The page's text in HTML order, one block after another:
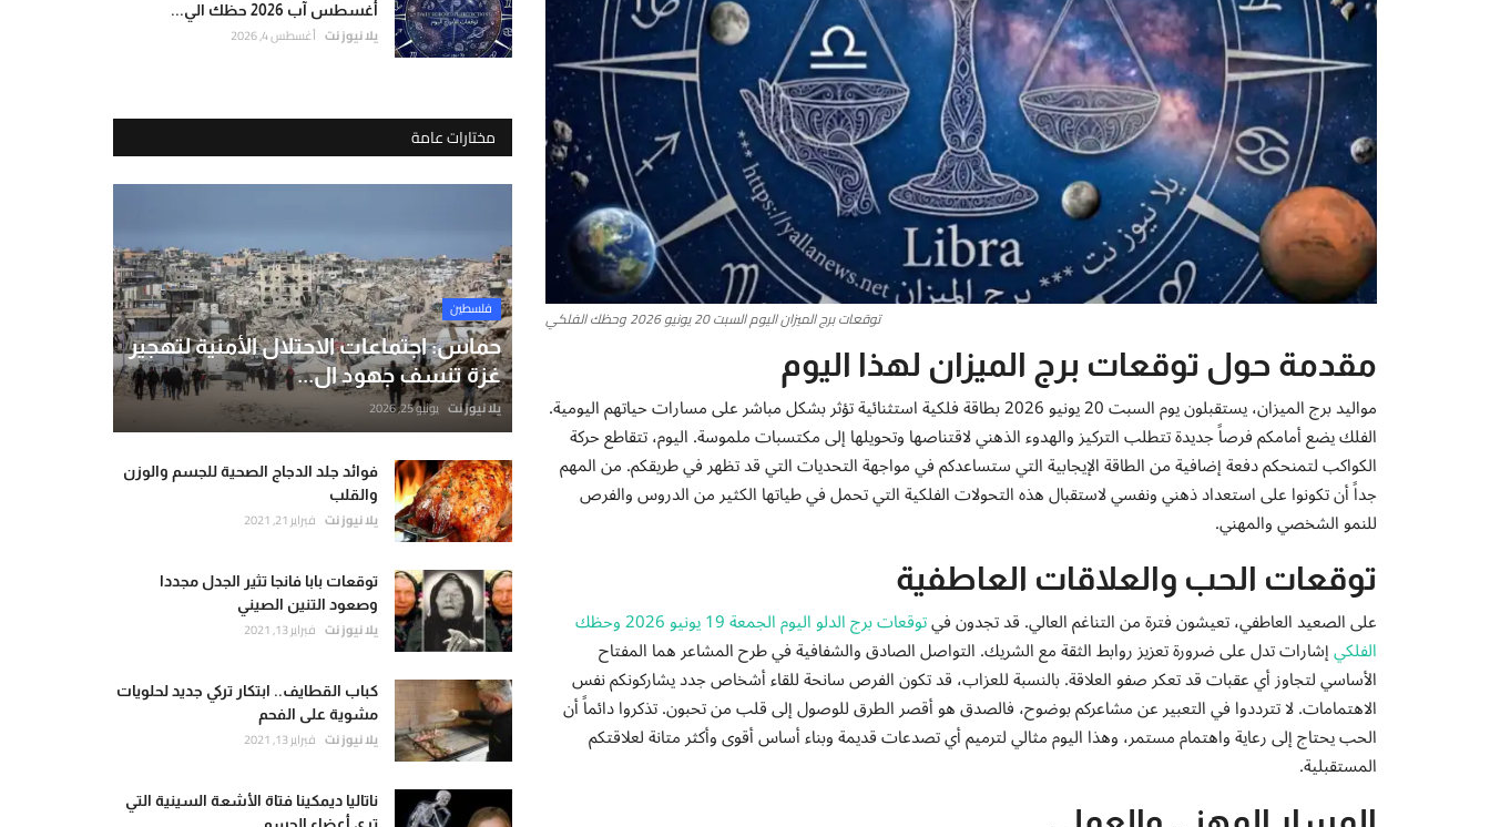
توقعات برج الميزان اليوم السبت 20 يونيو 2026 وحظك الفلكي
مقدمة حول توقعات برج الميزان لهذا اليوم
مواليد برج الميزان، يستقبلون يوم السبت 20 يونيو 2026 بطاقة فلكية استثنائية تؤثر بشكل مباشر على مسارات حياتهم اليومية.
الفلك يضع أمامكم فرصاً جديدة تتطلب التركيز والهدوء الذهني لاقتناصها وتحويلها إلى مكتسبات ملموسة. اليوم، تتقاطع حركة
الكواكب لتمنحكم دفعة إضافية من الطاقة الإيجابية التي ستساعدكم في مواجهة التحديات التي قد تظهر في طريقكم. من المهم
جداً أن تكونوا على استعداد ذهني ونفسي لاستقبال هذه التحولات الفلكية التي تحمل في طياتها الكثير من الدروس والفرص
للنمو الشخصي والمهني.
توقعات الحب والعلاقات العاطفية
على الصعيد العاطفي، تعيشون فترة من التناغم العالي. قد تجدون في
توقعات برج الدلو اليوم الجمعة 19 يونيو 2026 وحظك
الفلكيإشارات تدل على ضرورة تعزيز روابط الثقة مع الشريك. التواصل الصادق والشفافية في طرح المشاعر هما المفتاح
الأساسي لتجاوز أي عقبات قد تعكر صفو العلاقة. بالنسبة للعزاب، قد تكون الفرص سانحة للقاء أشخاص جدد يشاركونكم نفس
الاهتمامات. لا تترددوا في التعبير عن مشاعركم بوضوح، فالصدق هو أقصر الطرق للوصول إلى قلب من تحبون. تذكروا دائماً أن
الحب يحتاج إلى رعاية واهتمام مستمر، وهذا اليوم مثالي لترميم أي تصدعات قديمة وبناء أساس أقوى وأكثر متانة لعلاقتكم
المستقبلية.
أغسطس آب 2026 حظك الي...
يلا نيوز نت أغسطس 4, 2026
مختارات عامة
فلسطين
حماس: اجتماعات الاحتلال الأمنية لتهجير
غزة تنسف جهود ال...
يلا نيوز نت يونيو 25, 2026
فوائد جلد الدجاج الصحية للجسم والوزن
والقلب
يلا نيوز نت فبراير 21, 2021
توقعات بابا فانجا تثير الجدل مجددا
وصعود التنين الصيني
يلا نيوز نت فبراير 13, 2021
كباب القطايف.. ابتكار تركي جديد لحلويات
مشوية على الفحم
يلا نيوز نت فبراير 13, 2021
ناتاليا ديمكينا فتاة الأشعة السينية التي